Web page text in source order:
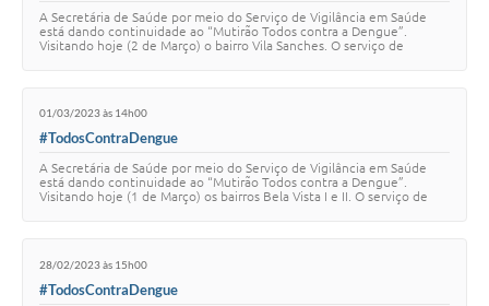
A Secretária de Saúde por meio do Serviço de Vigilância em Saúde
está dando continuidade ao “Mutirão Todos contra a Dengue”.
Visitando hoje (2 de Março) o bairro Vila Sanches. O serviço de
01/03/2023 às 14h00
#TodosContraDengue
A Secretária de Saúde por meio do Serviço de Vigilância em Saúde
está dando continuidade ao “Mutirão Todos contra a Dengue”.
Visitando hoje (1 de Março) os bairros Bela Vista I e II. O serviço de
28/02/2023 às 15h00
#TodosContraDengue